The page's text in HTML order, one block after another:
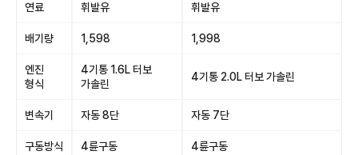
연료 휘발유 휘발유
배기량 1,598 1,998
엔진
형식
4기통 1.6L 터보
가솔린
4기통 2.0L 터보 가솔린
변속기 자동 8단 자동 7단
구동방식 4륜구동 4륜구동